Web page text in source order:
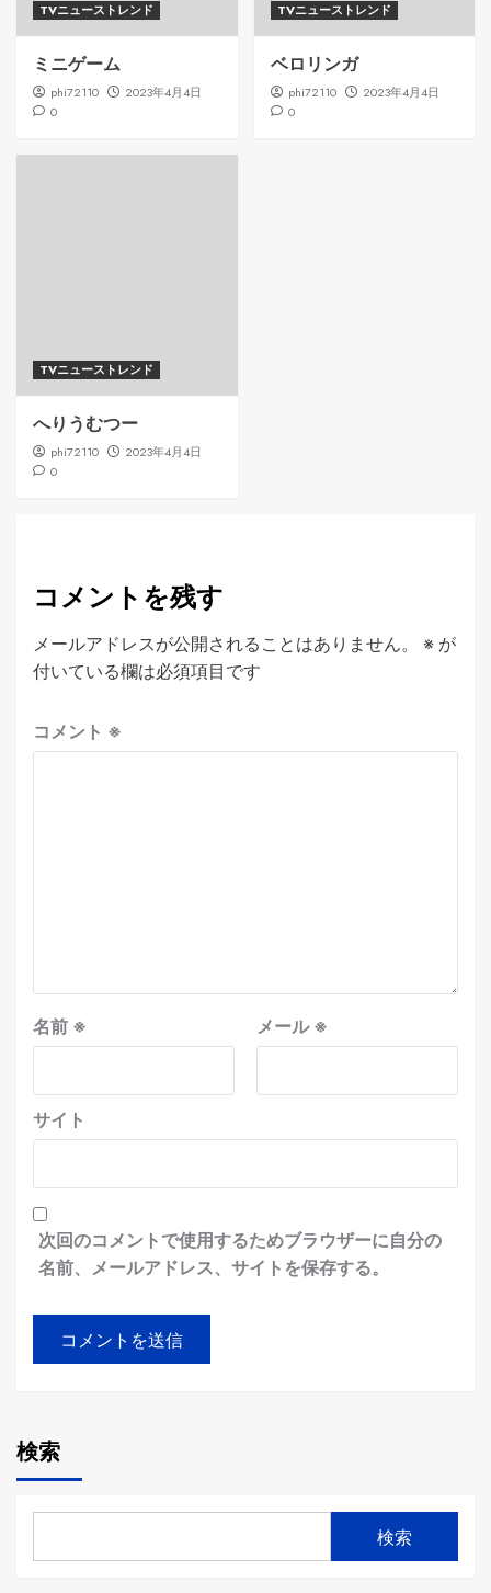
TVニューストレンド
ミニゲーム
phi72110
2023年4月4日
0
TVニューストレンド
ベロリンガ
phi72110
2023年4月4日
0
TVニューストレンド
へりうむつー
phi72110
2023年4月4日
0
コメントを残す
メールアドレスが公開されることはありません。 ※ が
付いている欄は必須項目です
コメント ※
名前 ※ メール※
サイト
次回のコメントで使用するためブラウザーに自分の
名前、メールアドレス、サイトを保存する。
検索
検索